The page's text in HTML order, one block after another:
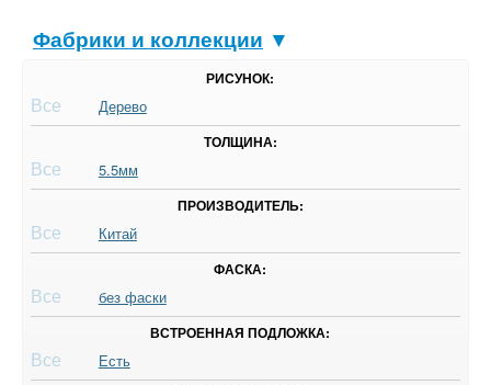
Фабрики и коллекции ▼
РИСУНОК:
Все Дерево
ТОЛЩИНА:
Все 5.5мм
ПРОИЗВОДИТЕЛЬ:
Все Китай
ФАСКА:
Все без фаски
ВСТРОЕННАЯ ПОДЛОЖКА:
Все Есть